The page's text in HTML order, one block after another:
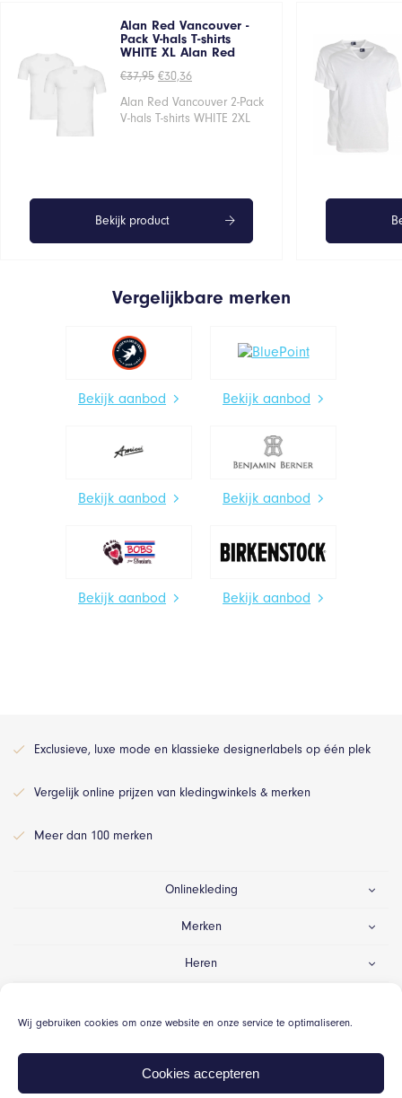
Wij gebruiken cookies om onze website en onze service te optimaliseren.
Cookies accepteren
Alan Red Vancouver -
Pack V-hals T-shirts
WHITE XL Alan Red
€37,95 Oorspronkelijke
was:
€37,95.
€30,36Huidige
is:
€30,36.
Alan Red Vancouver 2-Pack
V-hals T-shirts WHITE 2XL
Bekijk product
Vergelijkbare merken
Bekijk aanbod Bekijk aanbod
Bekijk aanbod Bekijk aanbod
Bekijk aanbod Bekijk aanbod
Exclusieve, luxe mode en klassieke designerlabels op één plek
Vergelijk online prijzen van kledingwinkels & merken
Meer dan 100 merken
Onlinekleding
Merken
Heren